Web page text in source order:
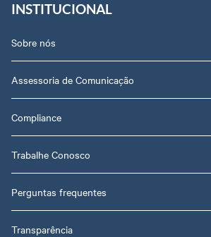
INSTITUCIONAL
Sobre nós
Assessoria de Comunicação
Compliance
Trabalhe Conosco
Perguntas frequentes
Transparência